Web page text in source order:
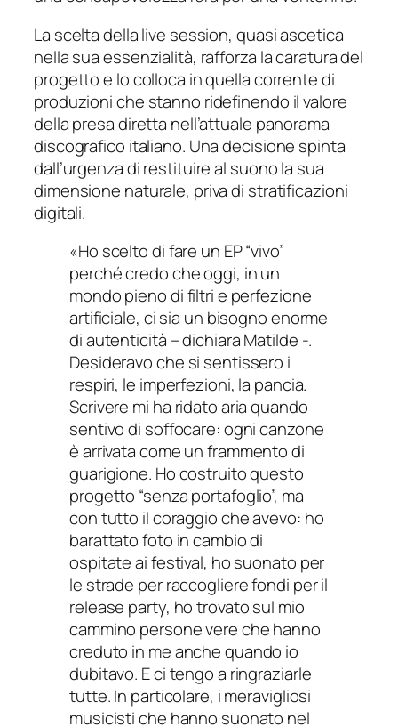
La scelta della live session, quasi ascetica
nella sua essenzialità, rafforza la caratura del
progetto e lo colloca in quella corrente di
produzioni che stanno ridefinendo il valore
della presa diretta nell’attuale panorama
discografico italiano. Una decisione spinta
dall’urgenza di restituire al suono la sua
dimensione naturale, priva di stratificazioni
digitali.
«Ho scelto di fare un EP “vivo”
perché credo che oggi, in un
mondo pieno di filtri e perfezione
artificiale, ci sia un bisogno enorme
di autenticità – dichiara Matilde -.
Desideravo che si sentissero i
respiri, le imperfezioni, la pancia.
Scrivere mi ha ridato aria quando
sentivo di soffocare: ogni canzone
è arrivata come un frammento di
guarigione. Ho costruito questo
progetto “senza portafoglio”, ma
con tutto il coraggio che avevo: ho
barattato foto in cambio di
ospitate ai festival, ho suonato per
le strade per raccogliere fondi per il
release party, ho trovato sul mio
cammino persone vere che hanno
creduto in me anche quando io
dubitavo. E ci tengo a ringraziarle
tutte. In particolare, i meravigliosi
musicisti che hanno suonato nel